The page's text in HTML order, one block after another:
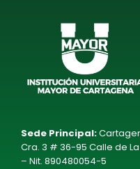
Sede Principal:
Cra. 3 # 36-95 Calle de
– Nit. 890480054-5